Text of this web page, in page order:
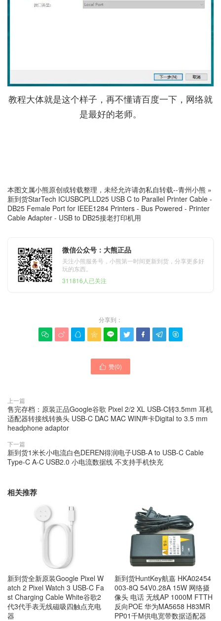
教程大体就是这个样子，再不懂请百度一下，网络就
是最好的老师。
本图文属小熊原创或转载整理，未经允许请勿私自转载--青州小熊 »
新到货StarTech ICUSBCPLLD25 USB C to Parallel Printer Cable -
DB25 Female Port for IEEE1284 Printers - Bus Powered - Printer
Cable Adapter - USB to DB25接老打印机用
微信公众号：大熊正品
关注小熊服务号，小熊第一时间更新到货，分享更多好
玩的东西。
311816人已关注
分享到：
        
 赞(0)
上一篇
售完存档：原装正品Google谷歌 Pixel 2/2 XL USB-C转3.5mm 耳机
适配器转接线转换头 USB-C DAC MAC WIN声卡Digital to 3.5 mm
headphone adaptor
下一篇
新到货1米长小电流白色DEREN得润电子USB-A to USB-C Cable
Type-C A-C USB2.0 小电流数据线 不支持手机快充
相关推荐
新到货全新原装Google Pixel W
atch 2 Pixel Watch 3 USB-C Fa
st Charging Cable White谷歌2
代3代手表无线磁吸四触点充电
器
新到货HuntKey航嘉 HKA02454
003-8Q 54V0.28A 15W 网络摄
像头 电话 无线AP 1000M FTTH
反向POE 华为MA5658 H83MR
PP01千M供电宽带数据适配器